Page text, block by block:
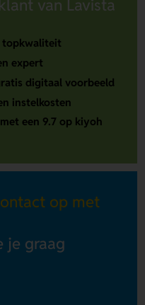
van Lavista
topkwaliteit
expert
digitaal voorbeeld
instelkosten
een 9.7 op kiyoh
op met
je graag